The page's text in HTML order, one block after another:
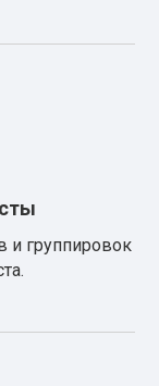
и группировок